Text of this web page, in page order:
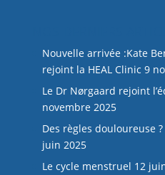
Nouvelle arrivée :Kate
rejoint la HEAL Clinic 9
Le Dr Nørgaard rejoint
novembre 2025
Des règles douloureuse
juin 2025
Le cycle menstruel 12